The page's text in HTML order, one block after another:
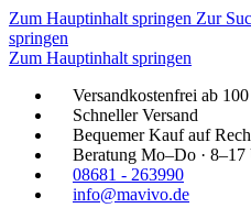
Zum Hauptinhalt springen Zur
springen
Zum Hauptinhalt springen
Versandkostenfrei ab
Schneller Versand
Bequemer Kauf auf
Beratung Mo–Do ·
08681 - 263990
info@mavivo.de